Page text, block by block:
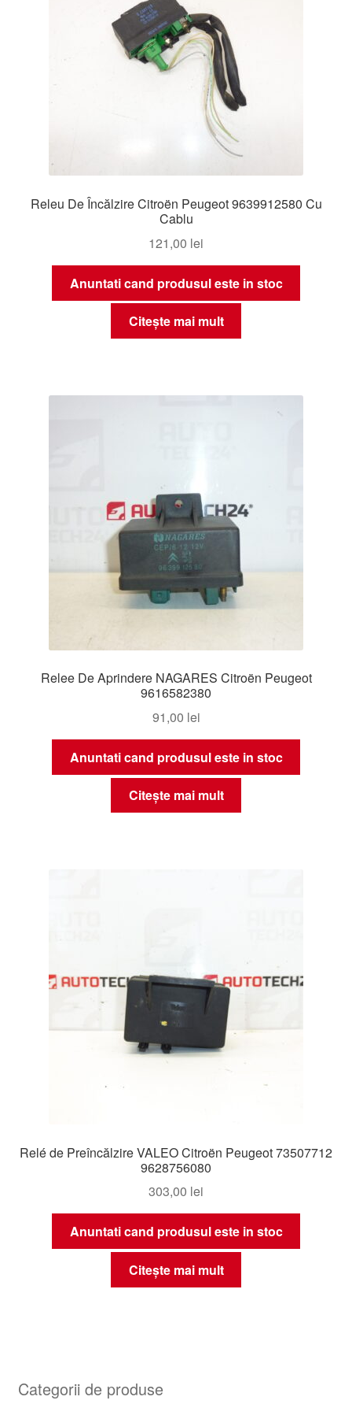
Releu De Încălzire Citroën Peugeot 9639912580 Cu
Cablu
121,00 lei
Anuntati cand produsul este in stoc
Citește mai mult
Relee De Aprindere NAGARES Citroën Peugeot
9616582380
91,00 lei
Anuntati cand produsul este in stoc
Citește mai mult
Relé de Preîncălzire VALEO Citroën Peugeot 73507712
9628756080
303,00 lei
Anuntati cand produsul este in stoc
Citește mai mult
Categorii de produse